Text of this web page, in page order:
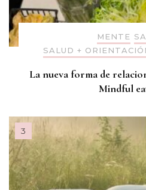
MENTE
SALUD +
La nueva forma de
Mindful